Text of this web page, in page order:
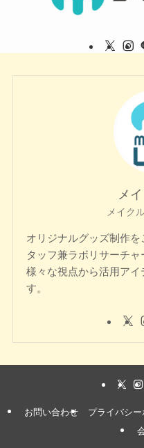
メ
メイク
オリジナルグッズ制作
タッフ兼ラボリサーチャ
様々な視点から活用ア
す。
お問い合わせ プライバシ